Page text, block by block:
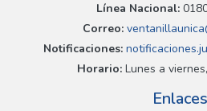
Línea Nacional:
Correo:
Notificaciones:
Horario:Lunes a
Enlaces